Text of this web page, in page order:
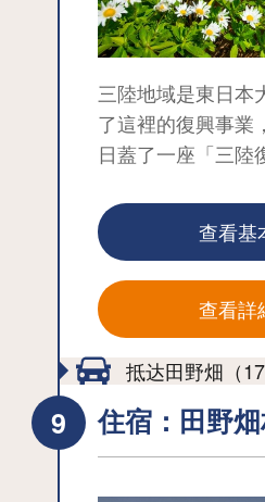
三陸地域是東日本
了這裡的復興事業
日蓋了一座「三陸
「種差海岸」。這
旅遊評論網站「貓
（TripAdvisor）
（Excellence）的
種原生植物，在初
出美麗的花朵，名
美景的「葦毛崎展
原生草地，全長大
查看基
查看詳
抵达田野畑（
住宿：田野